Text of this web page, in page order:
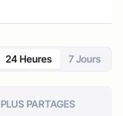
24 Heures 7 Jours
PLUS PARTAGES